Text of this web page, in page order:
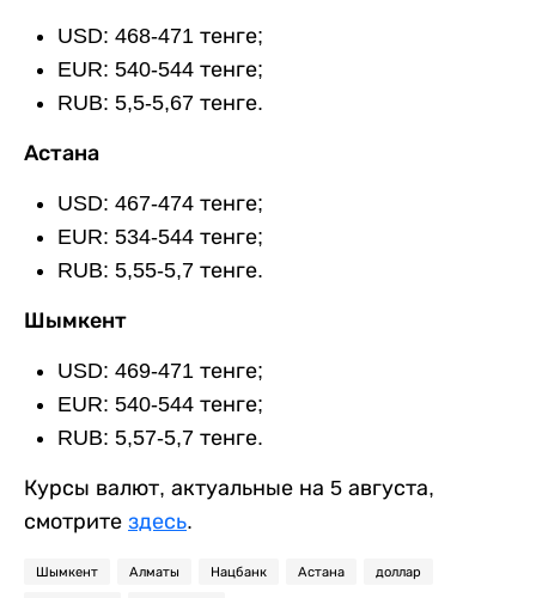
USD: 468-471 тенге;
EUR: 540-544 тенге;
RUB: 5,5-5,67 тенге.
Астана
USD: 467-474 тенге;
EUR: 534-544 тенге;
RUB: 5,55-5,7 тенге.
Шымкент
USD: 469-471 тенге;
EUR: 540-544 тенге;
RUB: 5,57-5,7 тенге.
Курсы валют, актуальные на 5 августа,
смотрите здесь.
Шымкент Алматы Нацбанк Астана доллар